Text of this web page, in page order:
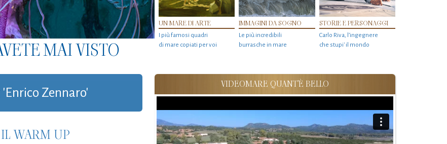
MAI VISTO
UN MARE DI ARTE
I più famosi quadri
di mare copiati per voi
IMMAGINI DA SOGNO
Le più incredibili
burrasche in mare
STORIE E PERSONAGGI
Carlo Riva, l’ingegnere
che stupi' il mondo
Zennaro'
WARM UP
VIDEOMARE QUANT'È BELLO